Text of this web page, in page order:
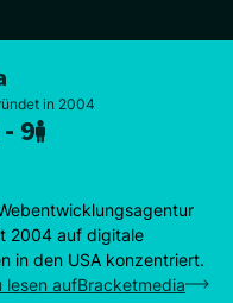
in 2004
9
2004 auf digitale
in den USA konzentriert.
lesen aufBracketmedia